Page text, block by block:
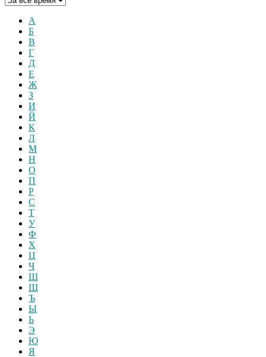
А
Б
В
Г
Д
Е
Ж
З
И
Й
К
Л
М
Н
О
П
Р
С
Т
У
Ф
Х
Ц
Ч
Ш
Щ
Ъ
Ы
Ь
Э
Ю
Я